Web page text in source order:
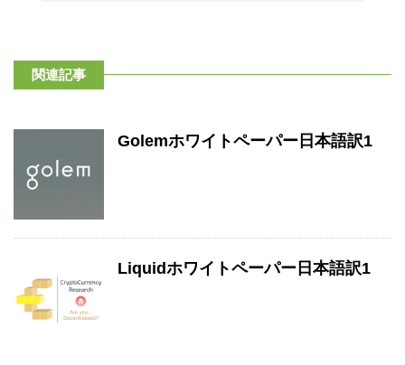
関連記事
Golemホワイトペーパー日本語訳1
Liquidホワイトペーパー日本語訳1